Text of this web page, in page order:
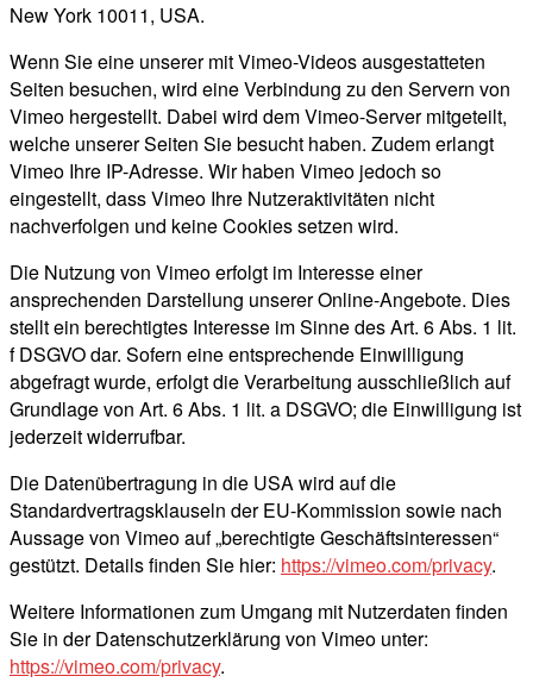
New York 10011, USA.
Wenn Sie eine unserer mit Vimeo-Videos ausgestatteten
Seiten besuchen, wird eine Verbindung zu den Servern von
Vimeo hergestellt. Dabei wird dem Vimeo-Server mitgeteilt,
welche unserer Seiten Sie besucht haben. Zudem erlangt
Vimeo Ihre IP-Adresse. Wir haben Vimeo jedoch so
eingestellt, dass Vimeo Ihre Nutzeraktivitäten nicht
nachverfolgen und keine Cookies setzen wird.
Die Nutzung von Vimeo erfolgt im Interesse einer
ansprechenden Darstellung unserer Online-Angebote. Dies
stellt ein berechtigtes Interesse im Sinne des Art. 6 Abs. 1 lit.
f DSGVO dar. Sofern eine entsprechende Einwilligung
abgefragt wurde, erfolgt die Verarbeitung ausschließlich auf
Grundlage von Art. 6 Abs. 1 lit. a DSGVO; die Einwilligung ist
jederzeit widerrufbar.
Die Datenübertragung in die USA wird auf die
Standardvertragsklauseln der EU-Kommission sowie nach
Aussage von Vimeo auf „berechtigte Geschäftsinteressen“
gestützt. Details finden Sie hier: https://vimeo.com/privacy.
Weitere Informationen zum Umgang mit Nutzerdaten finden
Sie in der Datenschutzerklärung von Vimeo unter:
https://vimeo.com/privacy.